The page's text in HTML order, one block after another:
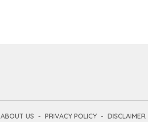
ABOUT US PRIVACY POLICY DISCLAIMER